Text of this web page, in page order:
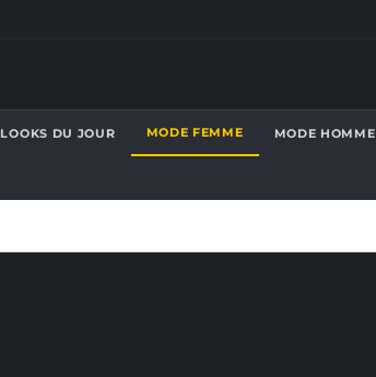
LOOKS DU JOUR MODE FEMME MODE HOMME